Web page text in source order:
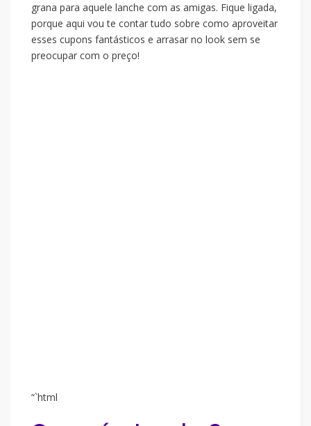
grana para aquele lanche com as amigas. Fique ligada,
porque aqui vou te contar tudo sobre como aproveitar
esses cupons fantásticos e arrasar no look sem se
preocupar com o preço!
“`html